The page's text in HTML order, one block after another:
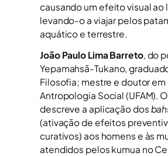
causando um efeito visual ao
levando-o a viajar pelos
aquático e terrestre.
João Paulo Lima Barreto, do
Yepamahsã-Tukano,
Filosofia; mestre e doutor em
Antropologia Social (UFAM).
descreve a aplicação dos
(ativação de efeitos
curativos) aos homens e às
atendidos pelos kumua no